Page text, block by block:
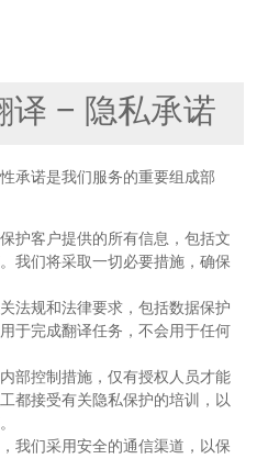
译 – 隐私承诺
承诺是我们服务的重要组成部
护客户提供的所有信息，包括文
我们将采取一切必要措施，确保
法规和法律要求，包括数据保护
于完成翻译任务，不会用于任何
部控制措施，仅有授权人员才能
都接受有关隐私保护的培训，以
我们采用安全的通信渠道，以保